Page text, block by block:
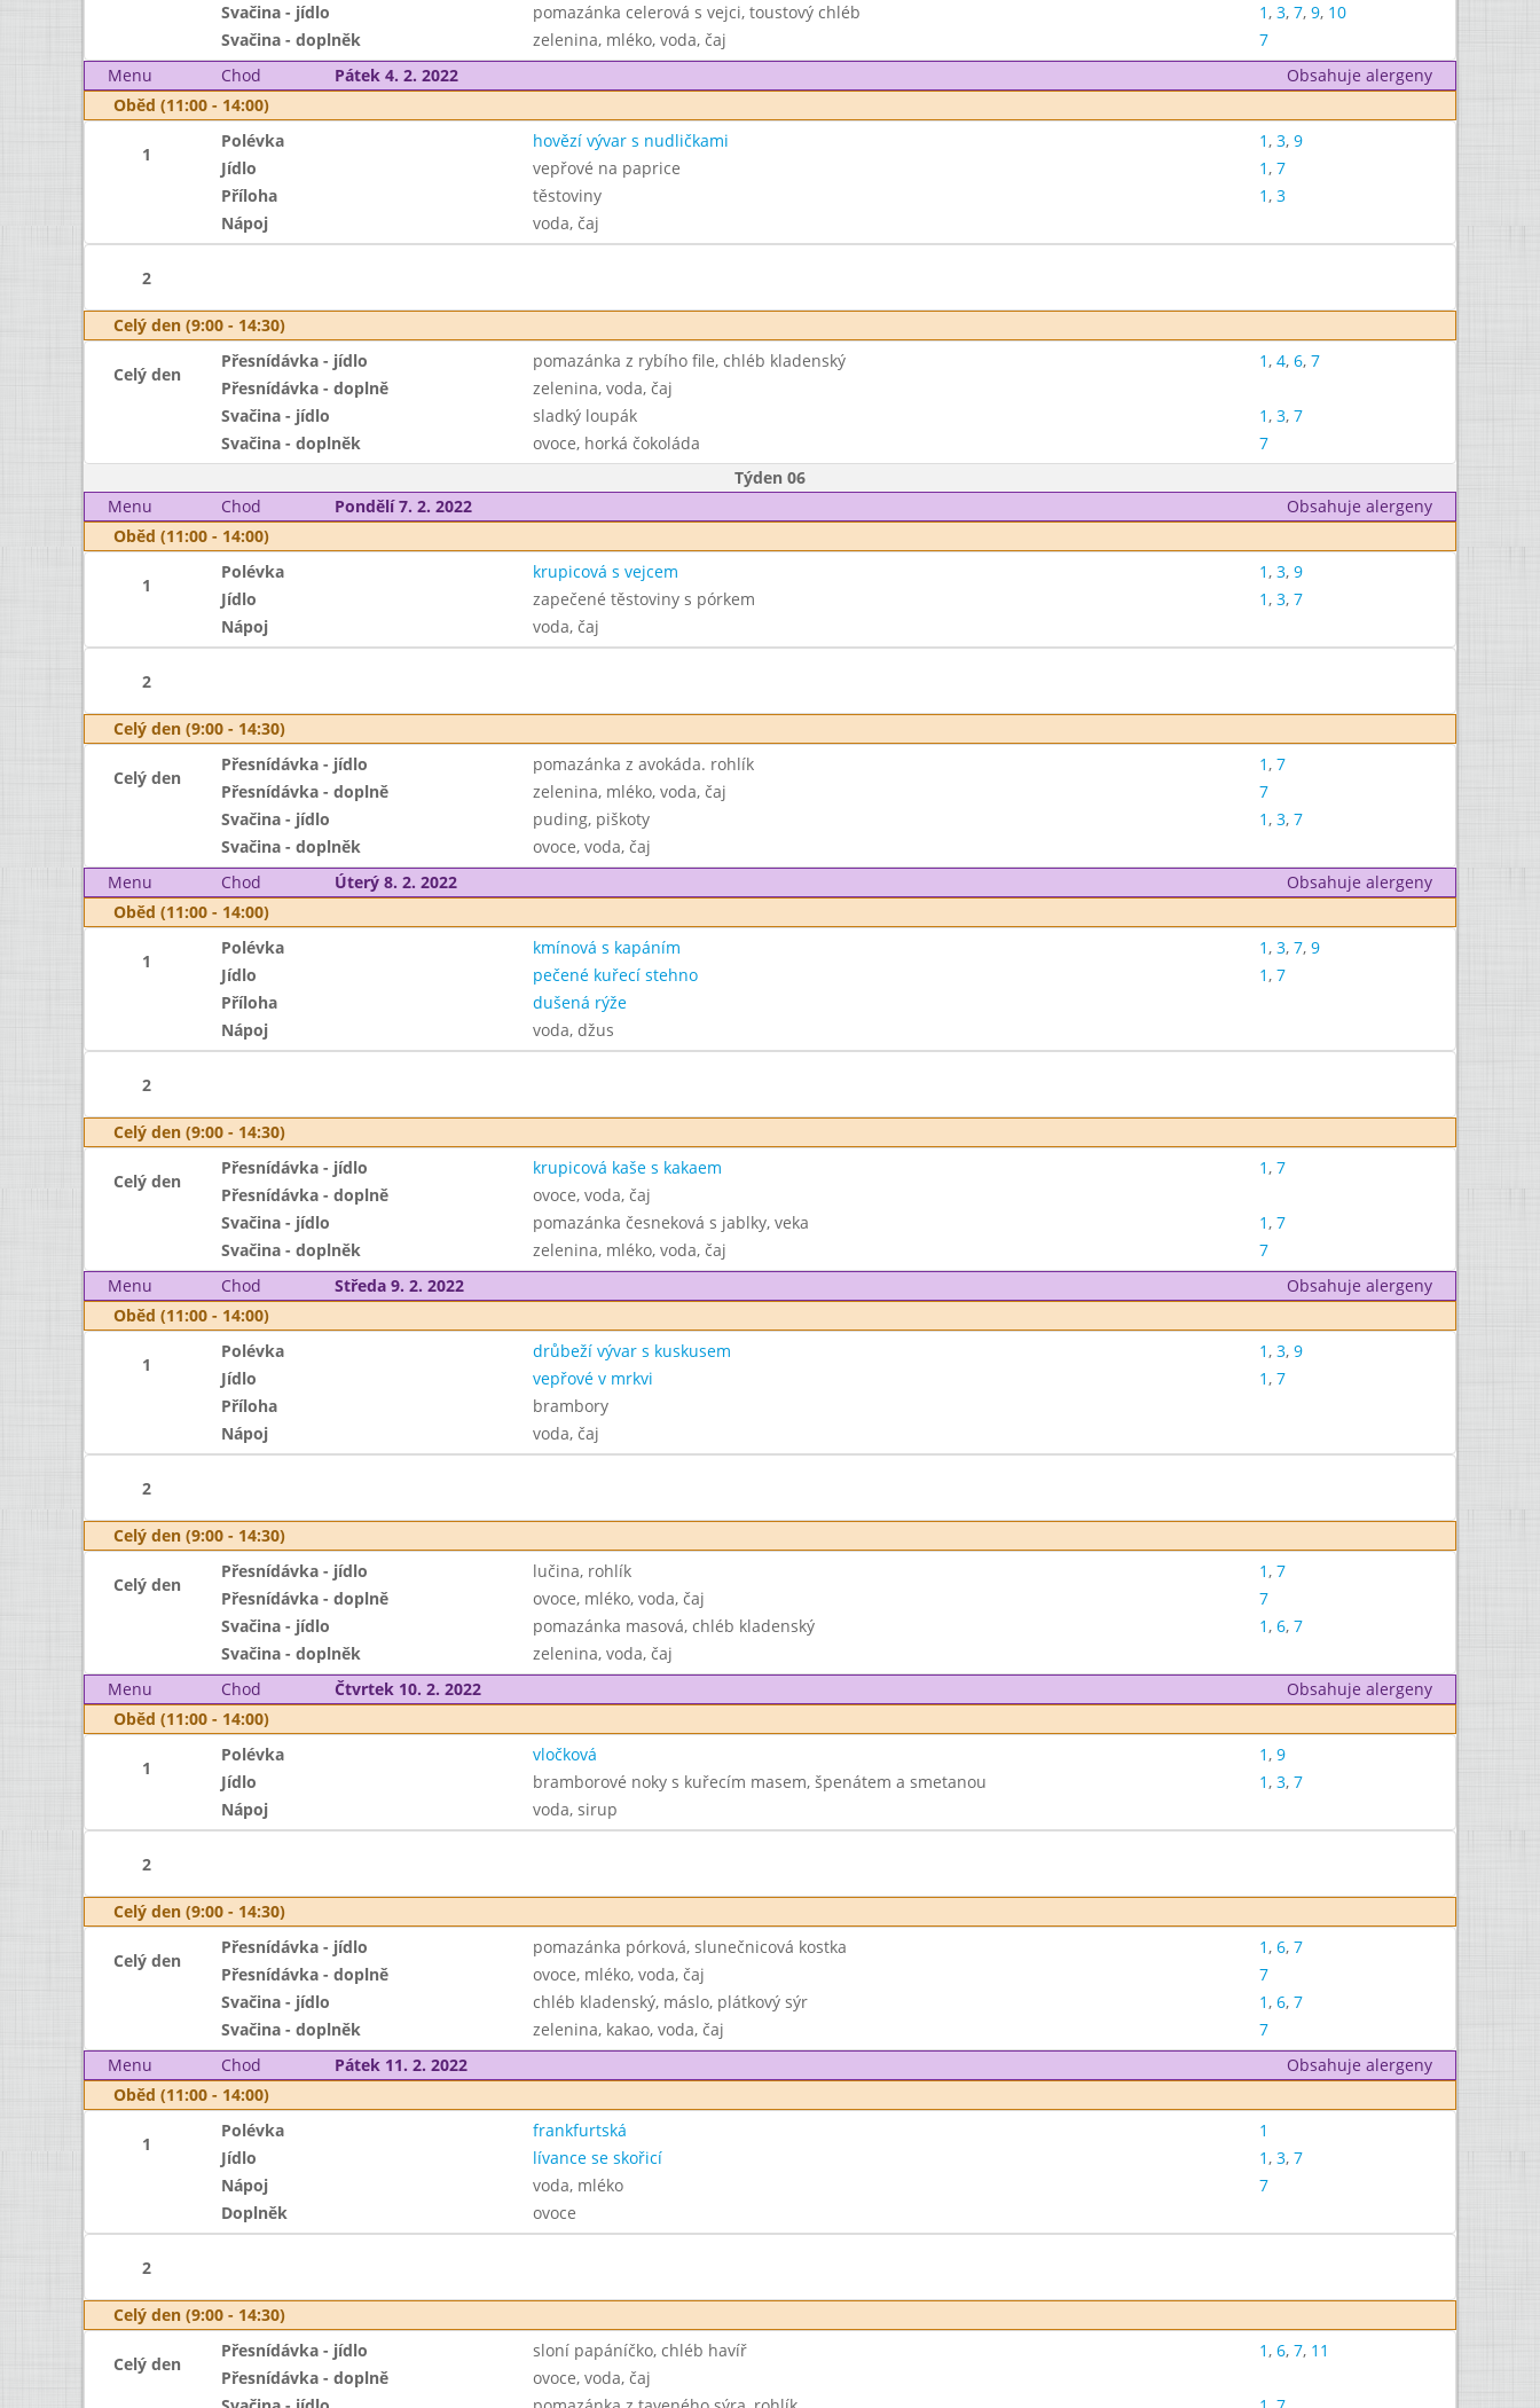
Svačina - jídlo
pomazánka celerová s vejci, toustový chléb 1, 3, 7, 9, 10
Svačina - doplněk
zelenina, mléko, voda, čaj
7
Menu
Chod Pátek 4. 2. 2022
Obsahuje alergeny
Oběd (11:00 - 14:00)
1
Polévka hovězí vývar s nudličkami 1, 3, 9
Jídlo
vepřové na paprice 1, 7
Příloha
těstoviny 1, 3
Nápoj
voda, čaj
2
Celý den (9:00 - 14:30)
Celý den
Přesnídávka - jídlo pomazánka z rybího file, chléb kladenský 1, 4, 6, 7
Přesnídávka - doplně
zelenina, voda, čaj
Svačina - jídlo
sladký loupák 1, 3, 7
Svačina - doplněk
ovoce, horká čokoláda
7
Týden 06
Menu
Chod Pondělí 7. 2. 2022
Obsahuje alergeny
Oběd (11:00 - 14:00)
1
Polévka krupicová s vejcem 1, 3, 9
Jídlo
zapečené těstoviny s pórkem 1, 3, 7
Nápoj
voda, čaj
2
Celý den (9:00 - 14:30)
Celý den
Přesnídávka - jídlo pomazánka z avokáda. rohlík 1, 7
Přesnídávka - doplně
zelenina, mléko, voda, čaj
7
Svačina - jídlo
puding, piškoty 1, 3, 7
Svačina - doplněk
ovoce, voda, čaj
Menu
Chod Úterý 8. 2. 2022
Obsahuje alergeny
Oběd (11:00 - 14:00)
1
Polévka kmínová s kapáním 1, 3, 7, 9
Jídlo
pečené kuřecí stehno 1, 7
Příloha
dušená rýže
Nápoj
voda, džus
2
Celý den (9:00 - 14:30)
Celý den
Přesnídávka - jídlo krupicová kaše s kakaem 1, 7
Přesnídávka - doplně
ovoce, voda, čaj
Svačina - jídlo
pomazánka česneková s jablky, veka 1, 7
Svačina - doplněk
zelenina, mléko, voda, čaj
7
Menu
Chod Středa 9. 2. 2022
Obsahuje alergeny
Oběd (11:00 - 14:00)
1
Polévka drůbeží vývar s kuskusem 1, 3, 9
Jídlo
vepřové v mrkvi 1, 7
Příloha
brambory
Nápoj
voda, čaj
2
Celý den (9:00 - 14:30)
Celý den
Přesnídávka - jídlo lučina, rohlík 1, 7
Přesnídávka - doplně
ovoce, mléko, voda, čaj
7
Svačina - jídlo
pomazánka masová, chléb kladenský 1, 6, 7
Svačina - doplněk
zelenina, voda, čaj
Menu
Chod Čtvrtek 10. 2. 2022
Obsahuje alergeny
Oběd (11:00 - 14:00)
1
Polévka vločková 1, 9
Jídlo
bramborové noky s kuřecím masem, špenátem a smetanou 1, 3, 7
Nápoj
voda, sirup
2
Celý den (9:00 - 14:30)
Celý den
Přesnídávka - jídlo pomazánka pórková, slunečnicová kostka 1, 6, 7
Přesnídávka - doplně
ovoce, mléko, voda, čaj
7
Svačina - jídlo
chléb kladenský, máslo, plátkový sýr 1, 6, 7
Svačina - doplněk
zelenina, kakao, voda, čaj
7
Menu
Chod Pátek 11. 2. 2022
Obsahuje alergeny
Oběd (11:00 - 14:00)
1
Polévka frankfurtská
1
Jídlo
lívance se skořicí 1, 3, 7
Nápoj
voda, mléko
7
Doplněk
ovoce
2
Celý den (9:00 - 14:30)
Celý den
Přesnídávka - jídlo sloní papáníčko, chléb havíř 1, 6, 7, 11
Přesnídávka - doplně
ovoce, voda, čaj